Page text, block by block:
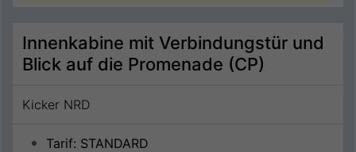
Innenkabine mit Verbindungstür und
Blick auf die Promenade (CP)
Kicker NRD
Tarif: STANDARD